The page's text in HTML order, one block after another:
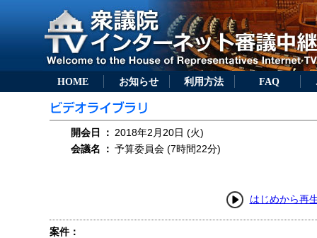
HOME お知らせ 利用方法 FAQ
開会日 ： 2018年2月20日 (火)
会議名
： 予算委員会 (7時間22分)
はじめから再
案件：